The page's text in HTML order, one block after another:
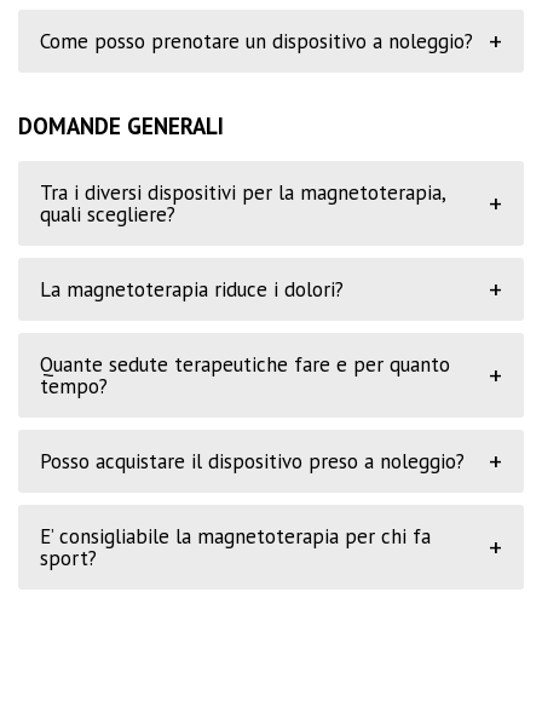
Come posso prenotare un dispositivo a noleggio? +
DOMANDE GENERALI
Tra i diversi dispositivi per la magnetoterapia,
quali scegliere?
+
La magnetoterapia riduce i dolori? +
Quante sedute terapeutiche fare e per quanto
tempo?
+
Posso acquistare il dispositivo preso a noleggio? +
E’ consigliabile la magnetoterapia per chi fa
sport?
+